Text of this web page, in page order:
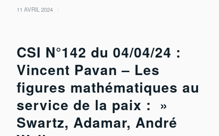
11 AVRIL 2024 /
CSI N°142 du 04/04/24 :
Vincent Pavan – Les
figures mathématiques au
service de la paix : »
Swartz, Adamar, André